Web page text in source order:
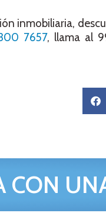
inmobiliaria,
7657, llama al